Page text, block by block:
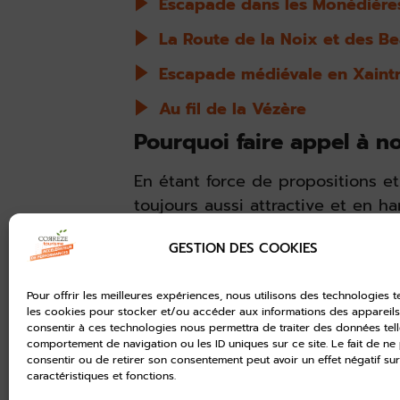
GESTION DES COOKIES
Pour offrir les meilleures expériences, nous utilisons des technologies
les cookies pour stocker et/ou accéder aux informations des
consentir à ces technologies nous permettra de traiter des données
comportement de navigation ou les ID uniques sur ce site. Le fait de ne
consentir ou de retirer son consentement peut avoir un effet négatif
caractéristiques et fonctions.
La Route de la Noix et des
Escapade médiévale en
Au fil de la Vézère
Pourquoi faire appel à
En étant force de propositions
toujours aussi attractive et en
faisons en sorte que votre
des forfaits tout compris
dégustations, déjeuner,
des séjours à la carte et sur
séjour en Corrèze qui ne